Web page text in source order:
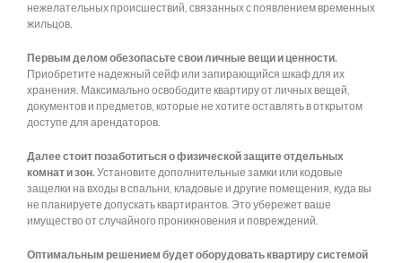
нежелательных происшествий, связанных с появлением временных
жильцов.
Первым делом обезопасьте свои личные вещи и ценности.
Приобретите надежный сейф или запирающийся шкаф для их
хранения. Максимально освободите квартиру от личных вещей,
документов и предметов, которые не хотите оставлять в открытом
доступе для арендаторов.
Далее стоит позаботиться о физической защите отдельных
комнат и зон. Установите дополнительные замки или кодовые
защелки на входы в спальни, кладовые и другие помещения, куда вы
не планируете допускать квартирантов. Это убережет ваше
имущество от случайного проникновения и повреждений.
Оптимальным решением будет оборудовать квартиру системой